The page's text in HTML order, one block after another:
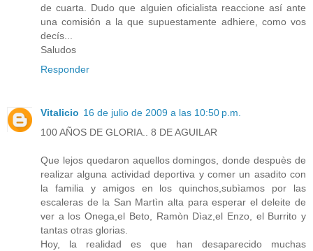
de cuarta. Dudo que alguien oficialista reaccione así ante
una comisión a la que supuestamente adhiere, como vos
decís...
Saludos
Responder
Vitalicio 16 de julio de 2009 a las 10:50 p.m.
100 AÑOS DE GLORIA.. 8 DE AGUILAR
Que lejos quedaron aquellos domingos, donde despuès de
realizar alguna actividad deportiva y comer un asadito con
la familia y amigos en los quinchos,subìamos por las
escaleras de la San Martìn alta para esperar el deleite de
ver a los Onega,el Beto, Ramòn Dìaz,el Enzo, el Burrito y
tantas otras glorias.
Hoy, la realidad es que han desaparecido muchas